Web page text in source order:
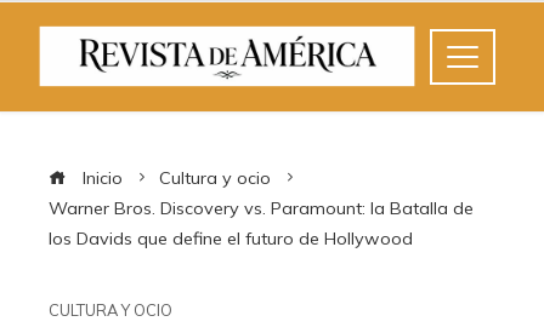
Inicio
Cultura y ocio
Warner Bros. Discovery vs. Paramount: la Batalla de
los Davids que define el futuro de Hollywood
CULTURA Y OCIO